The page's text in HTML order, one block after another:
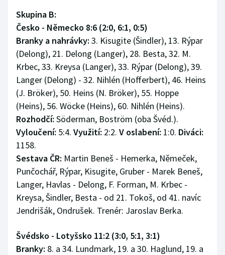
Skupina B:
Česko - Německo 8:6 (2:0, 6:1, 0:5)
Branky a nahrávky: 3. Kisugite (Šindler), 13. Rýpar
(Delong), 21. Delong (Langer), 28. Besta, 32. M.
Krbec, 33. Kreysa (Langer), 33. Rýpar (Delong), 39.
Langer (Delong) - 32. Nihlén (Hofferbert), 46. Heins
(J. Bröker), 50. Heins (N. Bröker), 55. Hoppe
(Heins), 56. Wöcke (Heins), 60. Nihlén (Heins).
Rozhodčí: Söderman, Boström (oba Švéd.).
Vyloučení: 5:4. Využití: 2:2. V oslabení: 1:0. Diváci:
1158.
Sestava ČR: Martin Beneš - Hemerka, Němeček,
Punčochář, Rýpar, Kisugite, Gruber - Marek Beneš,
Langer, Havlas - Delong, F. Forman, M. Krbec -
Kreysa, Šindler, Besta - od 21. Tokoš, od 41. navíc
Jendrišák, Ondrušek. Trenér: Jaroslav Berka.
Švédsko - Lotyšsko 11:2 (3:0, 5:1, 3:1)
Branky: 8. a 34. Lundmark, 19. a 30. Haglund, 19. a